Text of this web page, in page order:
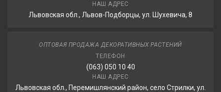
НАШ АДРЕС
Львовская обл., Львов-Подборцы, ул. Шухевича, 8
ОПТОВАЯ ПРОДАЖА ДЕКОРАТИВНЫХ РАСТЕНИЙ
ТЕЛЕФОН
(063) 050 10 40
НАШ АДРЕС
Львовская обл., Перемишлянский район, село Стрилки, ул.